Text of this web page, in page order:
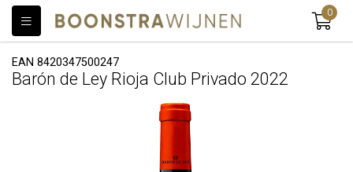
0
EAN 8420347500247
Barón de Ley Rioja Club Privado 2022